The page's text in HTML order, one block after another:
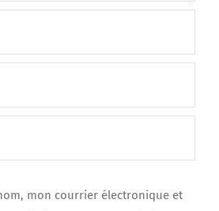
navigateur pour un prochain